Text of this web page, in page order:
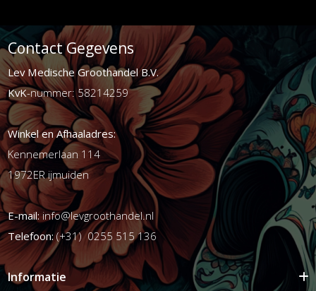
Contact Gegevens
Lev Medische Groothandel B.V.
KvK-nummer: 58214259
Winkel en Afhaaladres:
Kennemerlaan 114
1972ER ijmuiden
E-mail:info@levgroothandel.nl
Telefoon:(+31) 0255 515 136
Informatie